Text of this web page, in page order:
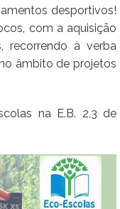
desportivos!
com a aquisição
recorrendo à verba
âmbito de projetos
na E.B. 2,3 de